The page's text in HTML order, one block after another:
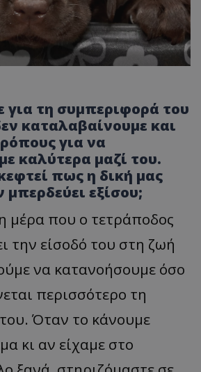
για τη συμπεριφορά του
καταλαβαίνουμε και
για να
καλύτερα μαζί του.
πως η δική μας
μπερδεύει εξίσου;
μέρα που ο τετράποδος
την είσοδό του στη ζωή
να κατανοήσουμε όσο
περισσότερο τη
Όταν το κάνουμε
κι αν είχαμε στο